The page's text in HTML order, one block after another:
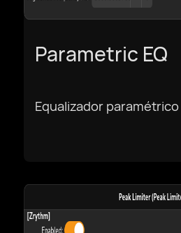
Parametric EQ
Equalizador paramétrico